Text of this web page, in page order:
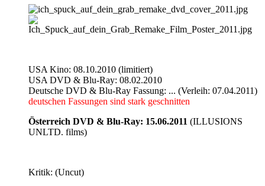
USA Kino: 08.10.2010 (limitiert)
USA DVD & Blu-Ray: 08.02.2010
Deutsche DVD & Blu-Ray Fassung: ... (Verleih: 07.04.2011)
deutschen Fassungen sind stark geschnitten
Österreich DVD & Blu-Ray: 15.06.2011 (ILLUSIONS
UNLTD. films)
Kritik: (Uncut)